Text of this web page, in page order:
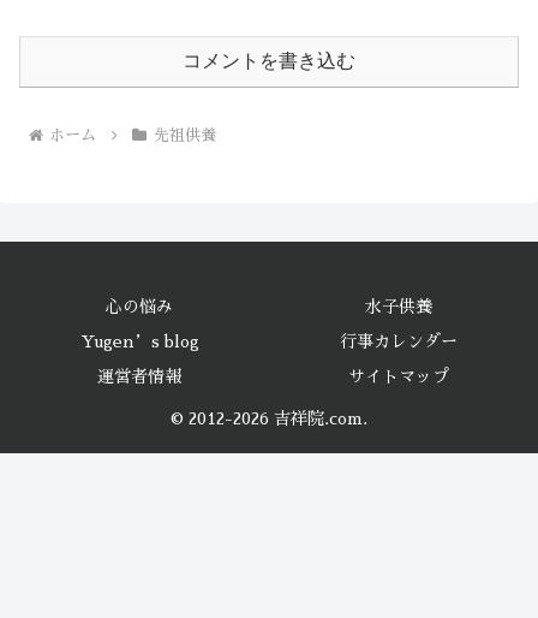
コメントを書き込む
ホーム 先祖供養
心の悩み 水子供養
Yugen’s blog 行事カレンダー
運営者情報 サイトマップ
© 2012-2026 吉祥院.com.